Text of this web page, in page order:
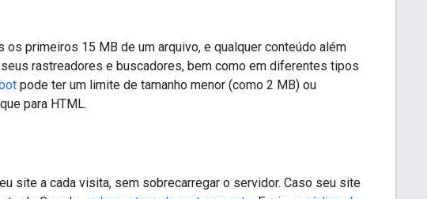
os primeiros 15 MB de um arquivo, e qualquer conteúdo além
rastreadores e buscadores, bem como em diferentes tipos
pode ter um limite de tamanho menor (como 2 MB) ou
para HTML.
site a cada visita, sem sobrecarregar o servidor. Caso seu site